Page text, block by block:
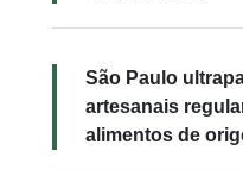
São Paulo
artesanais
alimentos de